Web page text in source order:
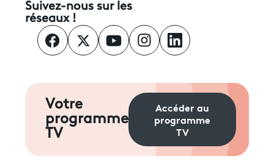
Suivez-nous sur les
réseaux !
Votre
programme
TV
Accéder au
programme
TV